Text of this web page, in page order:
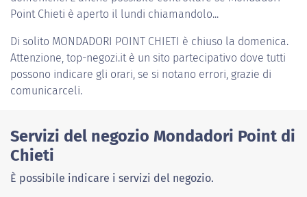
Point Chieti è aperto il lundi chiamandolo...
Di solito MONDADORI POINT CHIETI è chiuso la domenica.
Attenzione, top-negozi.it è un sito partecipativo dove tutti
possono indicare gli orari, se si notano errori, grazie di
comunicarceli.
Servizi del negozio Mondadori Point di
Chieti
È possibile indicare i servizi del negozio.